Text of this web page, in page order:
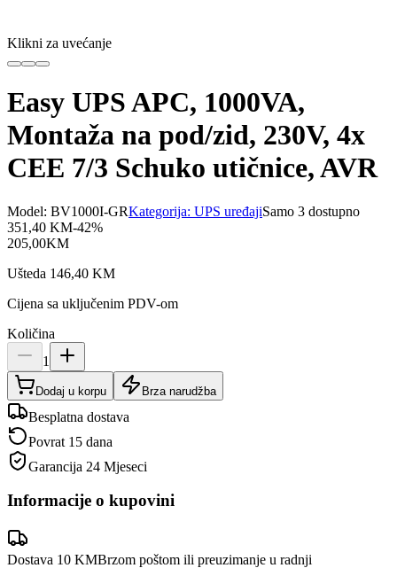
Klikni za uvećanje
Easy UPS APC, 1000VA,
Montaža na pod/zid, 230V, 4x
CEE 7/3 Schuko utičnice, AVR
Model: BV1000I-GRKategorija: UPS uređajiSamo 3 dostupno
351,40 KM-42%
205,00KM
Ušteda 146,40 KM
Cijena sa uključenim PDV-om
Količina
1
Dodaj u korpu Brza narudžba
Besplatna dostava
Povrat 15 dana
Garancija 24 Mjeseci
Informacije o kupovini
Dostava 10 KMBrzom poštom ili preuzimanje u radnji